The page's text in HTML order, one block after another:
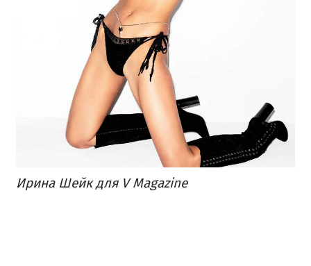
Ирина Шейк для V Magazine